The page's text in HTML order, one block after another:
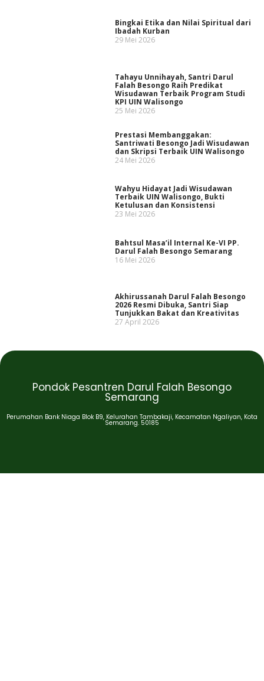
Bingkai Etika dan Nilai Spiritual dari
Ibadah Kurban
29 Mei 2026
Tahayu Unnihayah, Santri Darul
Falah Besongo Raih Predikat
Wisudawan Terbaik Program Studi
KPI UIN Walisongo
25 Mei 2026
Prestasi Membanggakan:
Santriwati Besongo Jadi Wisudawan
dan Skripsi Terbaik UIN Walisongo
24 Mei 2026
Wahyu Hidayat Jadi Wisudawan
Terbaik UIN Walisongo, Bukti
Ketulusan dan Konsistensi
23 Mei 2026
Bahtsul Masa’il Internal Ke-VI PP.
Darul Falah Besongo Semarang
16 Mei 2026
Akhirussanah Darul Falah Besongo
2026 Resmi Dibuka, Santri Siap
Tunjukkan Bakat dan Kreativitas
27 April 2026
Pondok Pesantren Darul Falah Besongo
Semarang
Perumahan Bank Niaga Blok B9, Kelurahan Tambakaji, Kecamatan Ngaliyan, Kota
Semarang. 50185